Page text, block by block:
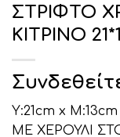
ΣΤΡΙΦΤΟ
ΚΙΤΡΙΝΟ
Υ:21cm x
ΜΕ ΧΕΡΟΥΛΙ